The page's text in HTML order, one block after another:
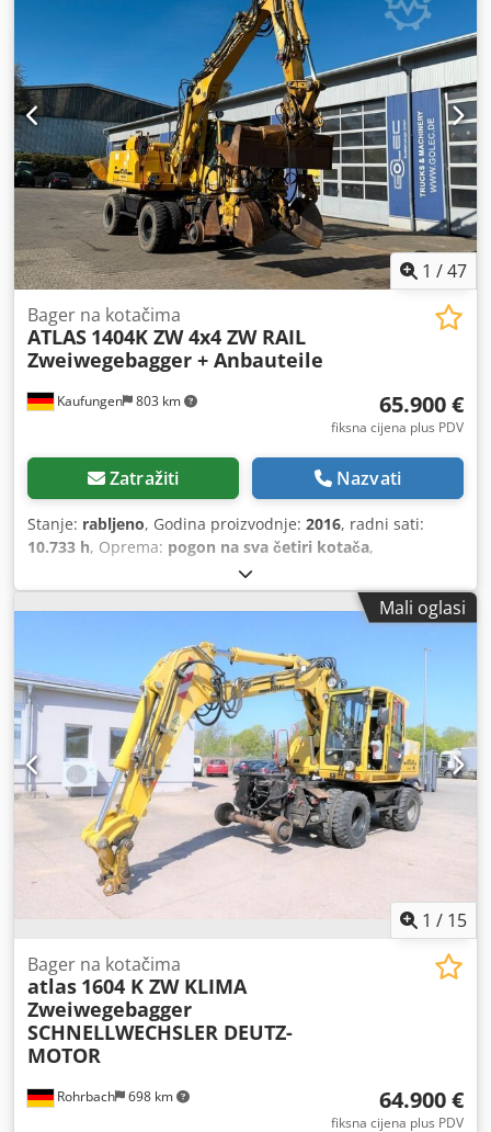
2003 Dkedpfx Aohutkfochsr Masa praznog vozila: 22.000 kg
Dimenzije: 5,9x2,5 m, v: 3,0 m Snaga motora: 90 kW
Oprema: - klima uređaj - Webasto grijanje - tri puta
slomljena ruka - prednja i stražnja kuka - dodatni izlaz za
pneumatski čekić - kamera za vožnju unazad - četiri
hidraulička bočna oslonca - Upravljanje džojstikom
Tehničko stanje: rabljen, ispravan
1 /47
Kaufungen 803 km
Bager na kotačima
ATLAS 1404K ZW 4x4 ZW RAIL
Zweiwegebagger + Anbauteile
65.900 €
fiksna cijena plus PDV
Zatražiti Nazvati
Stanje: rabljeno, Godina proizvodnje: 2016, radni sati:
10.733 h, Oprema: pogon na sva četiri kotača,
Mali oglasi
1 / 15
Rohrbach 698 km
Bager na kotačima
atlas 1604 K ZW KLIMA
Zweiwegebagger
SCHNELLWECHSLER DEUTZ-
MOTOR
64.900 €
fiksna cijena plus PDV